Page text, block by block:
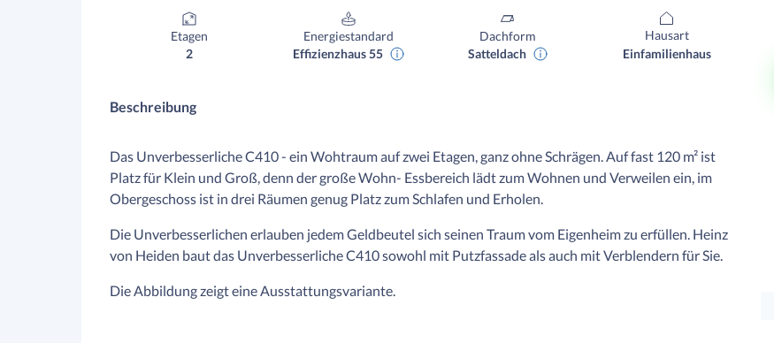
Etagen
2
Energiestandard
Effizienzhaus 55
Dachform
Satteldach
Hausart
Einfamilienhaus
Beschreibung
Das Unverbesserliche C410 - ein Wohtraum auf zwei Etagen, ganz ohne Schrägen. Auf fast 120 m² ist
Platz für Klein und Groß, denn der große Wohn- Essbereich lädt zum Wohnen und Verweilen ein, im
Obergeschoss ist in drei Räumen genug Platz zum Schlafen und Erholen.
Die Unverbesserlichen erlauben jedem Geldbeutel sich seinen Traum vom Eigenheim zu erfüllen. Heinz
von Heiden baut das Unverbesserliche C410 sowohl mit Putzfassade als auch mit Verblendern für Sie.
Die Abbildung zeigt eine Ausstattungsvariante.